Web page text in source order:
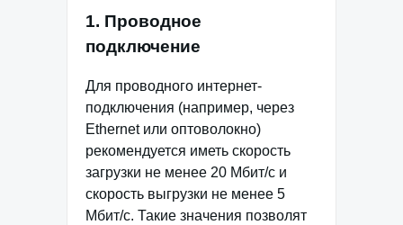
1. Проводное
подключение
Для проводного интернет-
подключения (например, через
Ethernet или оптоволокно)
рекомендуется иметь скорость
загрузки не менее 20 Мбит/с и
скорость выгрузки не менее 5
Мбит/с. Такие значения позволят